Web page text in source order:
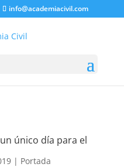
info@academiacivil.com
único día para el
| Portada